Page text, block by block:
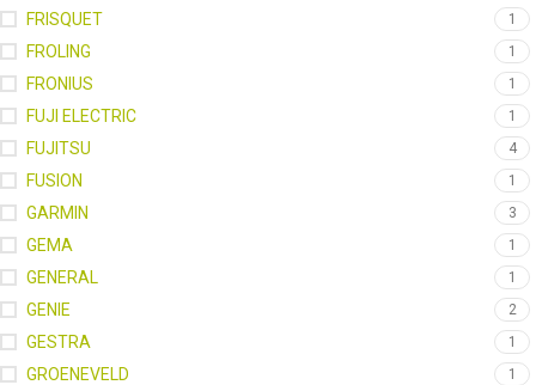
FRISQUET 1
FROLING 1
FRONIUS 1
FUJI ELECTRIC 1
FUJITSU 4
FUSION 1
GARMIN 3
GEMA 1
GENERAL 1
GENIE 2
GESTRA 1
GROENEVELD 1